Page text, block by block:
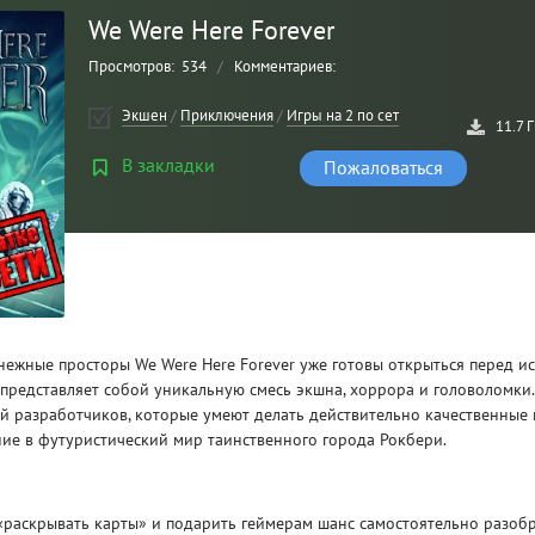
We Were Here Forever
Просмотров: 534 / Комментариев:
11.7
Экшен / Приключения/ Игры на 2 по сети
В закладки Пожаловаться
просторы We Were Here Forever уже готовы открыться перед
собой уникальную смесь экшна, хоррора и
разработчиков, которые умеют делать действительно
в футуристический мир таинственного города Рокбери.
карты» и подарить геймерам шанс самостоятельно
CLAIR OBSCUR: EXPEDITION 33 НА
РУССКОМ НА ПК